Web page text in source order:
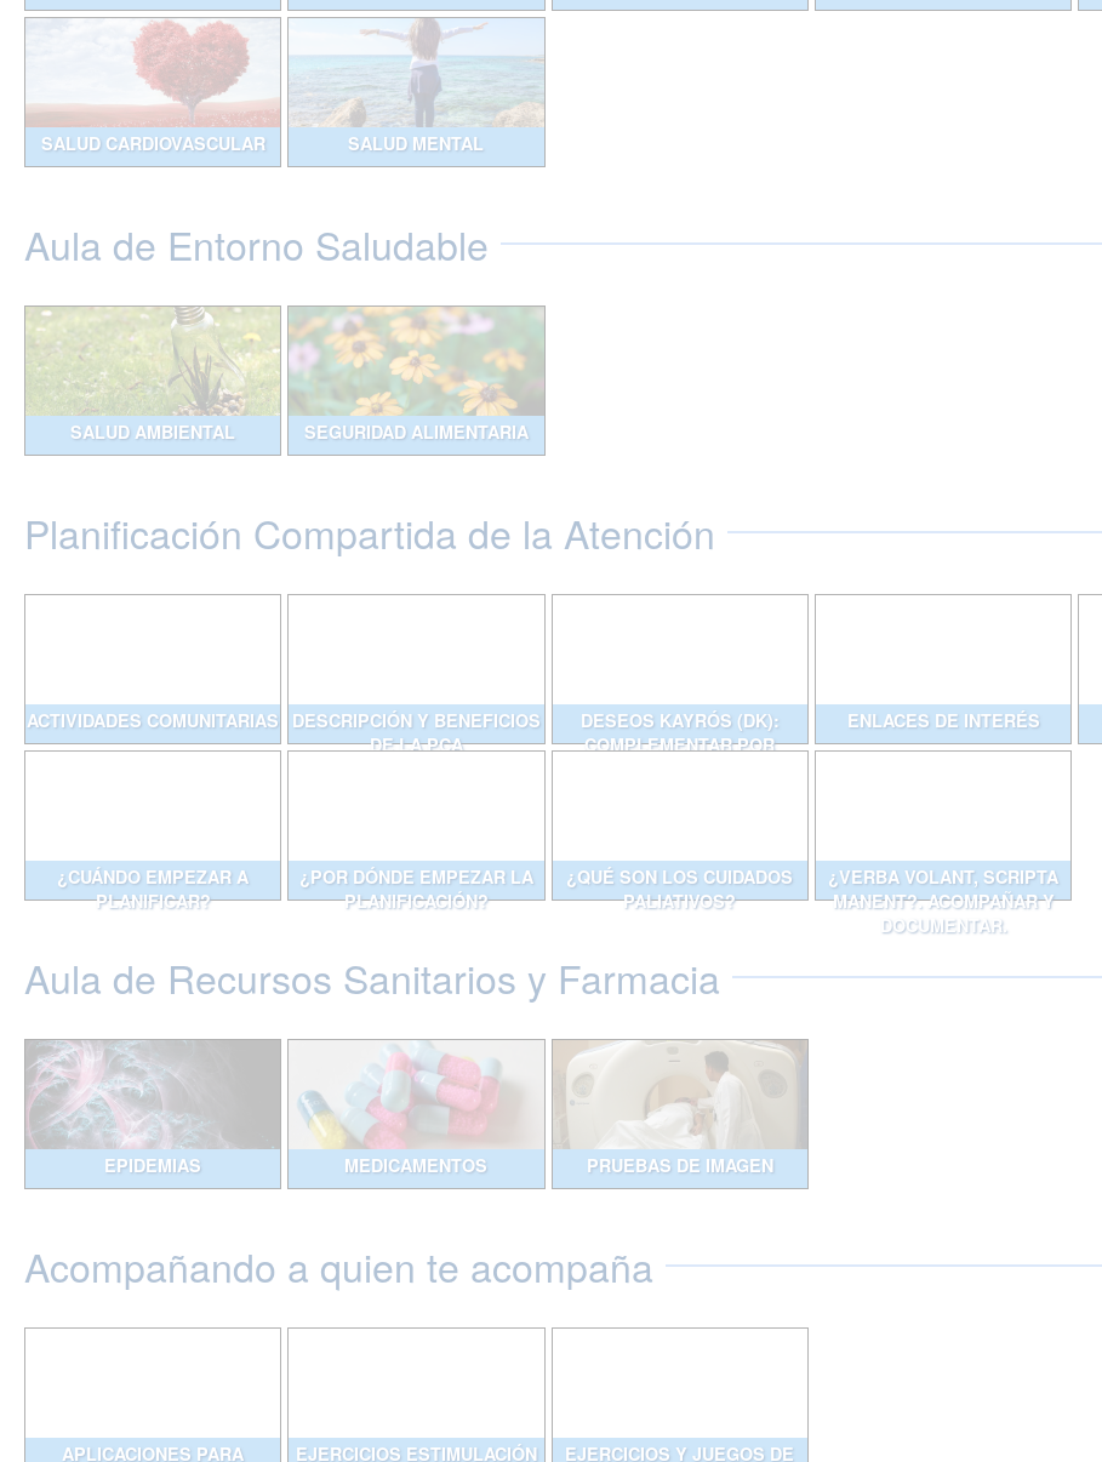
SALUD CARDIOVASCULAR SALUD MENTAL
Aula de Entorno Saludable
SALUD AMBIENTAL SEGURIDAD ALIMENTARIA
Planificación Compartida de la Atención
ACTIVIDADES COMUNITARIAS DESCRIPCIÓN Y BENEFICIOS
DE LA PCA
DESEOS KAYRÓS (DK):
COMPLEMENTAR POR
ENLACES DE INTERÉS
¿CUÁNDO EMPEZAR A
PLANIFICAR?
¿POR DÓNDE EMPEZAR LA
PLANIFICACIÓN?
¿QUÉ SON LOS CUIDADOS
PALIATIVOS?
¿VERBA VOLANT, SCRIPTA
MANENT?. ACOMPAÑAR Y
DOCUMENTAR.
Aula de Recursos Sanitarios y Farmacia
EPIDEMIAS MEDICAMENTOS PRUEBAS DE IMAGEN
Acompañando a quien te acompaña
APLICACIONES PARA EJERCICIOS ESTIMULACIÓN EJERCICIOS Y JUEGOS DE